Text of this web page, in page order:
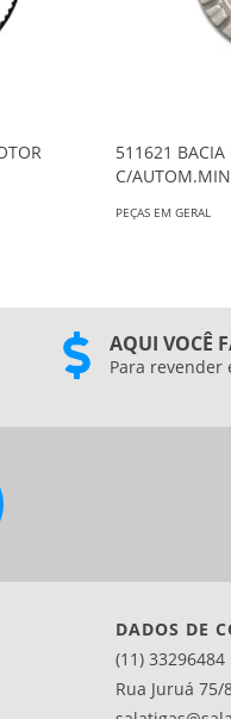
511621 BACIA
C/
PEÇAS EM GERAL
AQUI VOCÊ
Para revender
DADOS DE
(11) 33296484
Rua Juruá 75/